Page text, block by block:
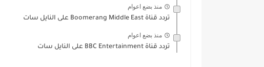
منذ بضع اعوام
تردد قناة Boomerang Middle East على النايل سات
منذ بضع اعوام
تردد قناة BBC Entertainment على النايل سات